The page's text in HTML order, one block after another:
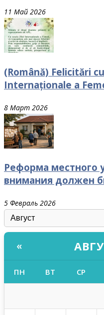
11 Май 2026
(Română) Felicitări
Internaționale a
8 Март 2026
Реформа местного
внимания должен
5 Февраль 2026
«
ПН ВТ СР